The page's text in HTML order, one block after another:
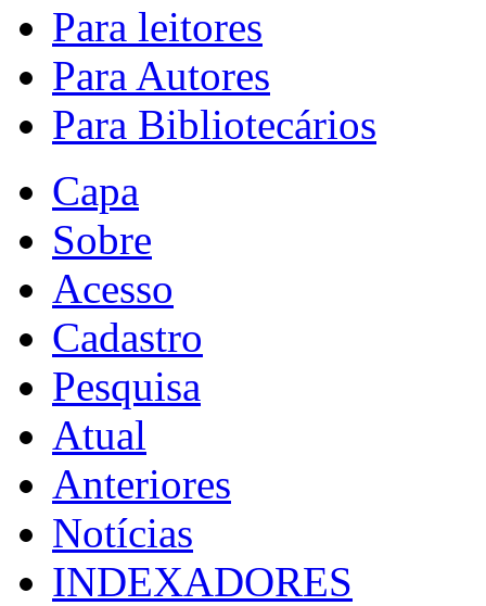
Para leitores
Para Autores
Para Bibliotecários
Capa
Sobre
Acesso
Cadastro
Pesquisa
Atual
Anteriores
Notícias
INDEXADORES